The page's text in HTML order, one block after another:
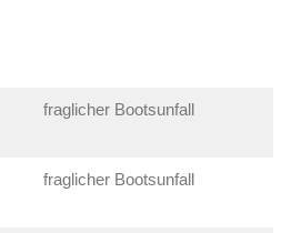
fraglicher Bootsunfall
fraglicher Bootsunfall